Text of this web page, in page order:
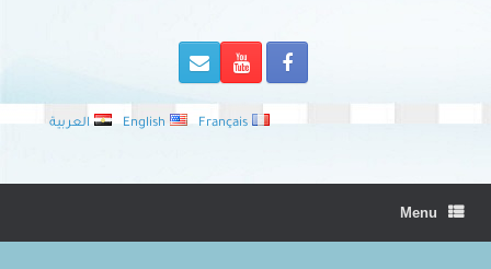
العربية English Français
Menu